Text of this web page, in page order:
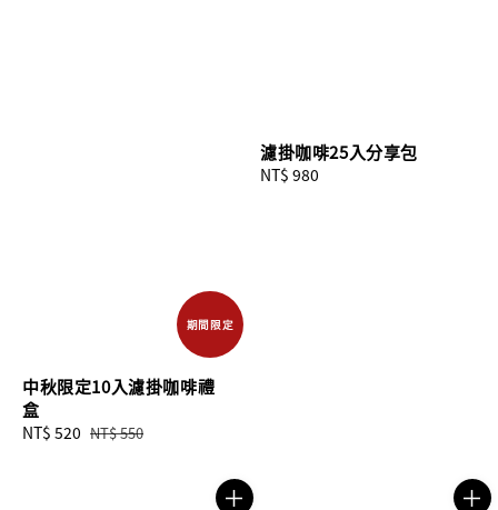
期間限定
中秋限定10入濾掛咖啡禮
盒
Sale
NT$ 520 Regular
NT$ 550
濾掛咖啡25入分享包
Regular
NT$ 980